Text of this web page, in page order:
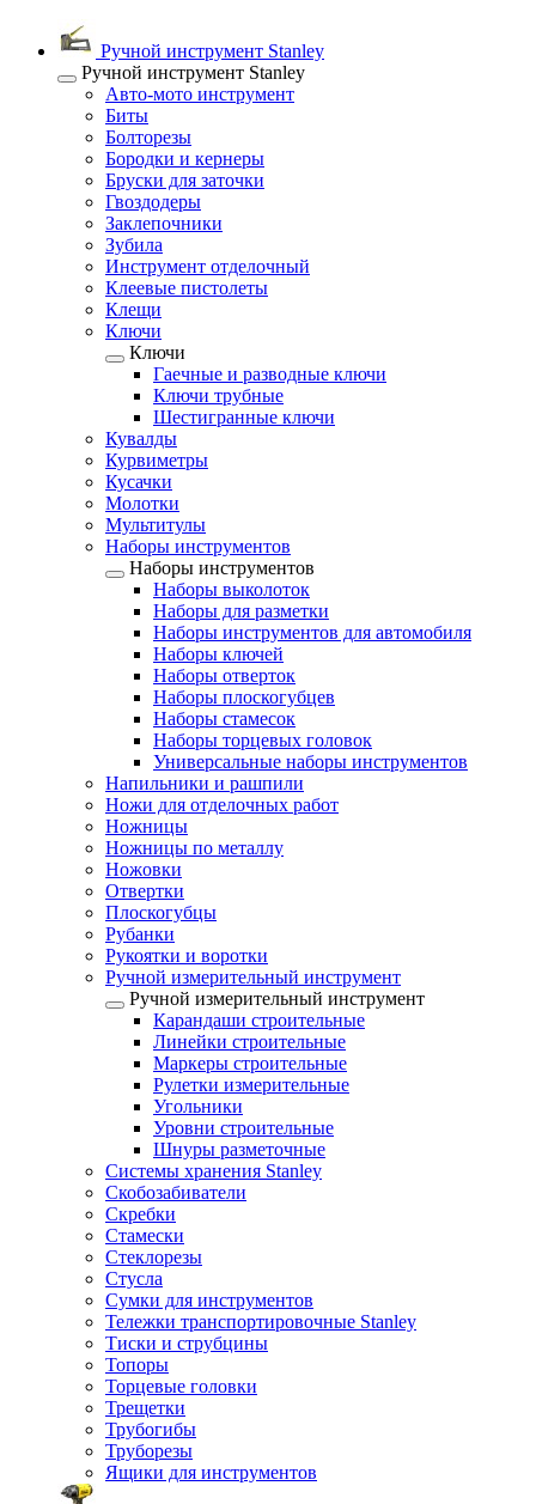
Ручной инструмент Stanley
Ручной инструмент Stanley
Авто-мото инструмент
Биты
Болторезы
Бородки и кернеры
Бруски для заточки
Гвоздодеры
Заклепочники
Зубила
Инструмент отделочный
Клеевые пистолеты
Клещи
Ключи
Ключи
Гаечные и разводные ключи
Ключи трубные
Шестигранные ключи
Кувалды
Курвиметры
Кусачки
Молотки
Мультитулы
Наборы инструментов
Наборы инструментов
Наборы выколоток
Наборы для разметки
Наборы инструментов для автомобиля
Наборы ключей
Наборы отверток
Наборы плоскогубцев
Наборы стамесок
Наборы торцевых головок
Универсальные наборы инструментов
Напильники и рашпили
Ножи для отделочных работ
Ножницы
Ножницы по металлу
Ножовки
Отвертки
Плоскогубцы
Рубанки
Рукоятки и воротки
Ручной измерительный инструмент
Ручной измерительный инструмент
Карандаши строительные
Линейки строительные
Маркеры строительные
Рулетки измерительные
Угольники
Уровни строительные
Шнуры разметочные
Системы хранения Stanley
Скобозабиватели
Скребки
Стамески
Стеклорезы
Стусла
Сумки для инструментов
Тележки транспортировочные Stanley
Тиски и струбцины
Топоры
Торцевые головки
Трещетки
Трубогибы
Труборезы
Ящики для инструментов